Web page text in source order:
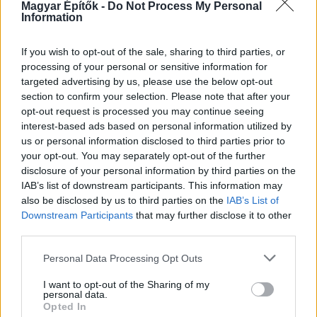
Magyar Építők - Do Not Process My Personal
Information
If you wish to opt-out of the sale, sharing to third parties, or
processing of your personal or sensitive information for
targeted advertising by us, please use the below opt-out
section to confirm your selection. Please note that after your
opt-out request is processed you may continue seeing
interest-based ads based on personal information utilized by
us or personal information disclosed to third parties prior to
your opt-out. You may separately opt-out of the further
disclosure of your personal information by third parties on the
IAB’s list of downstream participants. This information may
also be disclosed by us to third parties on the IAB’s List of
Downstream Participants that may further disclose it to other
Please note that this website/app uses one or more Google
not limited to your visit or usage behaviour. You may click to
grant or deny consent to Google and its third-party tags to
use your data for below specified purposes in below Google
Personal Data Processing Opt Outs
I want to opt-out of the Sharing of my
personal data.
Opted In
Útépítés
M1 bővítés: már zajlik a teljesen új Bicske Kelet
csomópont építése